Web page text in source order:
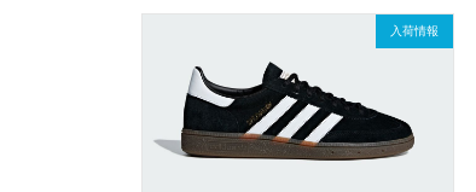
入荷情報